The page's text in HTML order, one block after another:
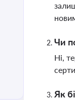
Чи
Ні,
Як